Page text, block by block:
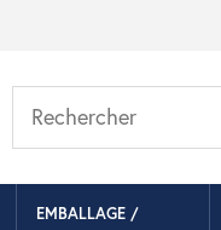
EMBALLAGE /